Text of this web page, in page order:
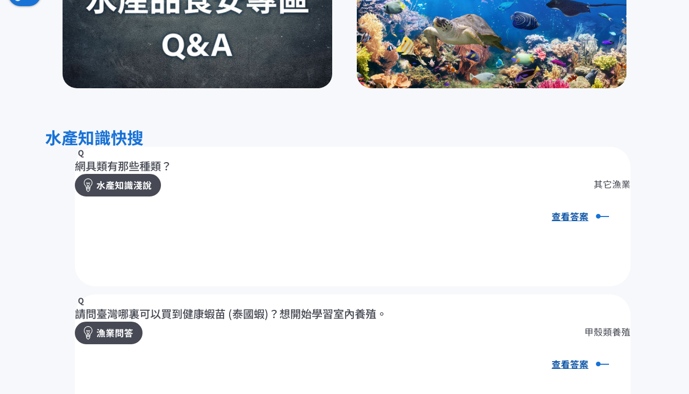
水產知識快搜
網具類有那些種類？
水產知識淺說 其它漁業
查看答案
請問臺灣哪裏可以買到健康蝦苗 (泰國蝦)？想開始學習室內養殖。
漁業問答 甲殼類養殖
查看答案